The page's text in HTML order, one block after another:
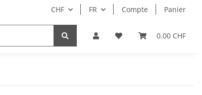
CHF FR Compte Panier
0.00 CHF
Software Bon cadeau